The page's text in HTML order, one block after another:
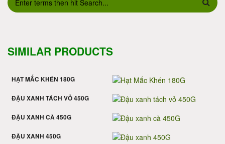
BIỂU MẪU TÌM KIẾM
SIMILAR PRODUCTS
HẠT MẮC KHÉN 180G
ĐẬU XANH TÁCH VỎ 450G
ĐẬU XANH CÀ 450G
ĐẬU XANH 450G